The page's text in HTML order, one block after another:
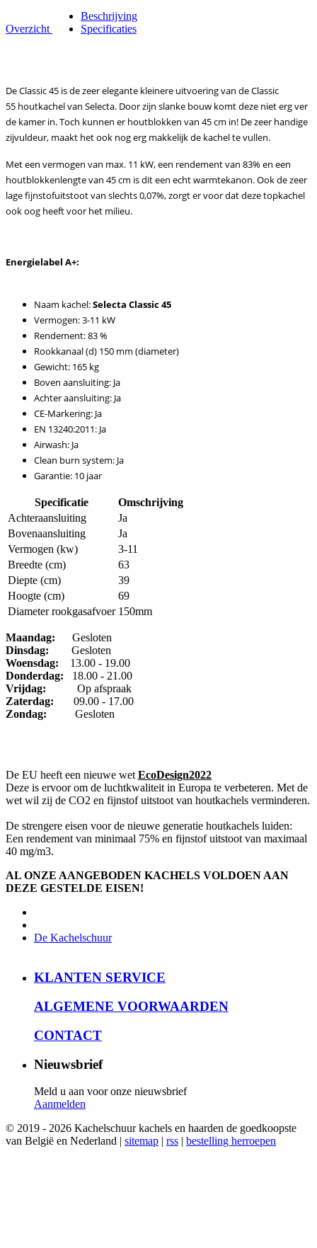
Overzicht
Beschrijving
Specificaties
De Classic 45 is dezeer elegante kleinere uitvoering van de Classic
55 houtkachel van Selecta. Door zijn slanke bouw komt deze niet erg ver
de kamer in. Toch kunnen er houtblokken van 45 cm in! De zeer handige
zijvuldeur, maakt het ook nog erg makkelijk de kachel te vullen.
Met een vermogen van max. 11 kW, een rendement van 83% en een
houtblokkenlengte van 45 cm is dit een echt warmtekanon. Ook de zeer
lage fijnstofuitstoot van slechts 0,07%, zorgt er voor dat deze topkachel
ook oog heeft voor het milieu.
Energielabel A+:
Naam kachel:Selecta Classic 45
Vermogen: 3-11 kW
Rendement: 83 %
Rookkanaal (d) 150 mm (diameter)
Gewicht: 165 kg
Boven aansluiting: Ja
Achter aansluiting: Ja
CE-Markering: Ja
EN 13240:2011: Ja
Airwash: Ja
Clean burn system: Ja
Garantie: 10 jaar
Specificatie
Omschrijving
Achteraansluiting
Ja
Bovenaansluiting
Ja
Vermogen (kw)
3-11
Breedte (cm)
63
Diepte (cm)
39
Hoogte (cm)
69
Diameter rookgasafvoer 150mm
Maandag: Gesloten
Dinsdag: Gesloten
Woensdag: 13.00 - 19.00
Donderdag: 18.00 - 21.00
Vrijdag:
Op afspraak
Zaterdag: 09.00 - 17.00
Zondag: Gesloten
De EU heeft een nieuwe wet EcoDesign2022
Deze is ervoor om de luchtkwaliteit in Europa te verbeteren. Met de
wet wil zij de CO2 en fijnstof uitstoot van houtkachels verminderen.
De strengere eisen voor de nieuwe generatie houtkachels luiden:
Een rendement van minimaal 75% en fijnstof uitstoot van maximaal
40 mg/m3.
AL ONZE AANGEBODEN KACHELS VOLDOEN AAN
DEZE GESTELDE EISEN!
De Kachelschuur
KLANTEN SERVICE
ALGEMENE VOORWAARDEN
CONTACT
Nieuwsbrief
Meld u aan voor onze nieuwsbrief
Aanmelden
© 2019 - 2026 Kachelschuur kachels en haarden de goedkoopste
van België en Nederland | sitemap | rss | bestelling herroepen